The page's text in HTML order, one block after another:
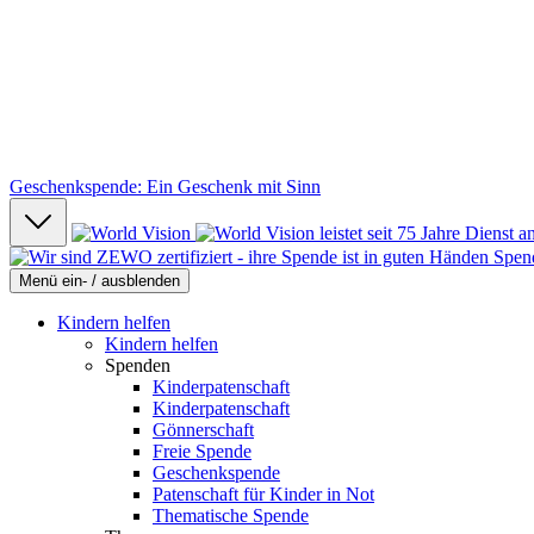
Geschenkspende: Ein Geschenk mit Sinn
Menü ein- / ausblenden
Kindern helfen
Kindern helfen
Spenden
Kinderpatenschaft
Kinderpatenschaft
Gönnerschaft
Freie Spende
Geschenkspende
Patenschaft für Kinder in Not
Thematische Spende